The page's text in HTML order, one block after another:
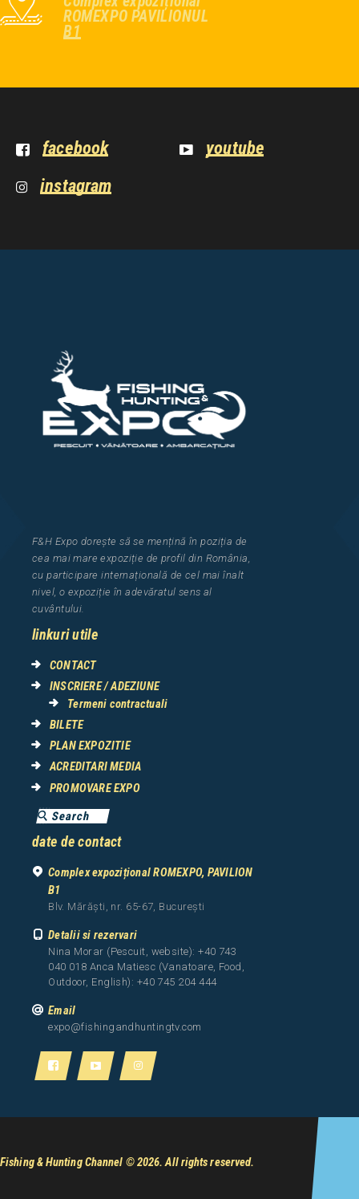
ROMEXPO PAVILIONUL
B1
facebook
youtube
instagram
F&H Expo dorește să se mențină în poziția de
cea mai mare expoziție de profil din România
cu participare internațională de cel maiînalt
nivel, o expoziție în adevăratul sens al
cuvântului.
linkuri utile
CONTACT
INSCRIERE / ADEZIUNE
Termeni contractuali
BILETE
PLAN EXPOZITIE
ACREDITARI MEDIA
PROMOVARE EXPO
date de contact
Complex expozițional ROMEXPO, PAVILION
B1
Blv. Mărăști, nr. 65-67, București
Detalii si rezervari
Nina Morar (Pescuit, website): +40 743
040 018 Anca Matiesc (Vanatoare, Food,
Outdoor, English): +40 745 204 444
Email
expo@fishingandhuntingtv.com
Fishing & Hunting Channel © 2026. All rights reserved.